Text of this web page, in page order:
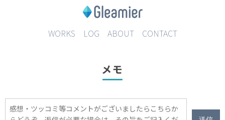
WORKS LOG ABOUT CONTACT
メモ